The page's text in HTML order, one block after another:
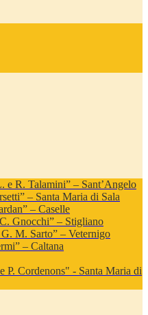
e R. Talamini” – Sant’Angelo
– Santa Maria di Sala
– Caselle
Gnocchi” – Stigliano
M. Sarto” – Veternigo
– Caltana
P. Cordenons" - Santa Maria di